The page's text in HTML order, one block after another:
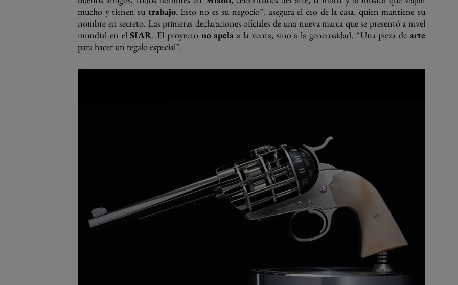
mucho y tienen su trabajo. Esto no es su negocio”, asegura el ceo de la casa, quien mantiene su
nombre en secreto. Las primeras declaraciones oficiales de una nueva marca que se presentó a nivel
mundial en elSIAR. El proyecto no apela a la venta, sino a la generosidad. “Una pieza dearte
para hacer un regalo especial”.